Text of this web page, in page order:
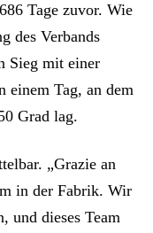
Tage zuvor. Wie
des Verbands
Sieg mit einer
einem Tag, an dem
Grad lag.
„Grazie an
in der Fabrik. Wir
und dieses Team